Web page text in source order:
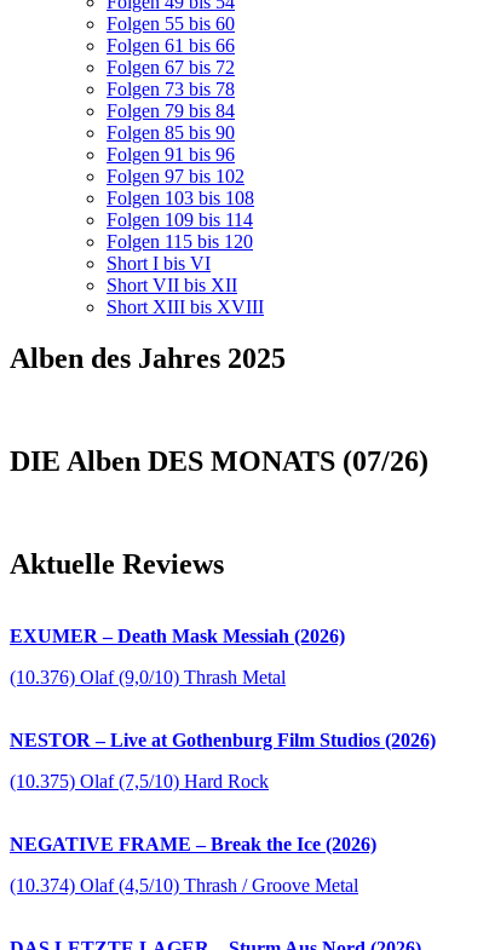
Folgen 55 bis 60
Folgen 61 bis 66
Folgen 67 bis 72
Folgen 73 bis 78
Folgen 79 bis 84
Folgen 85 bis 90
Folgen 91 bis 96
Folgen 97 bis 102
Folgen 103 bis 108
Folgen 109 bis 114
Folgen 115 bis 120
Short I bis VI
Short VII bis XII
Short XIII bis XVIII
Alben des Jahres 2025
DIE Alben DES MONATS (07/26)
Aktuelle Reviews
EXUMER – Death Mask Messiah (2026)
(10.376) Olaf (9,0/10) Thrash Metal
NESTOR – Live at Gothenburg Film Studios (2026)
(10.375) Olaf (7,5/10) Hard Rock
NEGATIVE FRAME – Break the Ice (2026)
(10.374) Olaf (4,5/10) Thrash / Groove Metal